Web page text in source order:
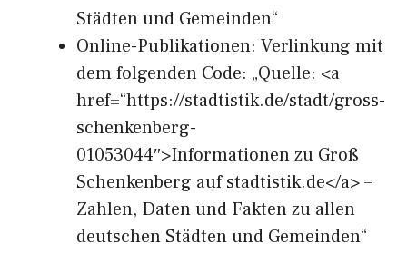
Städten und Gemeinden“
Online-Publikationen: Verlinkung mit
dem folgenden Code: „Quelle: <a
href=“https://stadtistik.de/stadt/gross-
schenkenberg-
01053044″>Informationen zu Groß
Schenkenberg auf stadtistik.de</a> –
Zahlen, Daten und Fakten zu allen
deutschen Städten und Gemeinden“